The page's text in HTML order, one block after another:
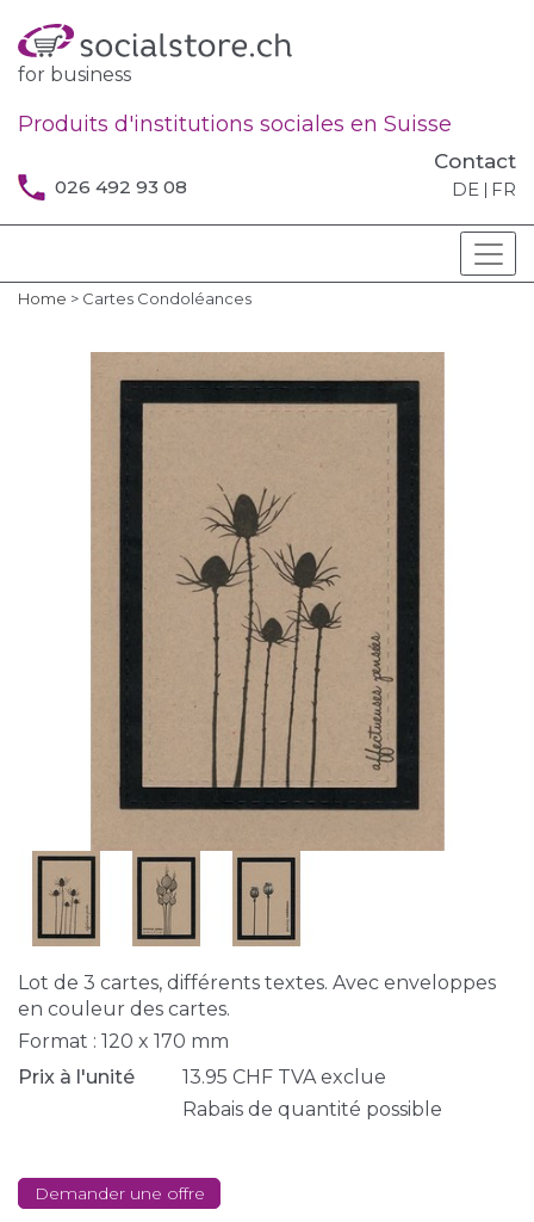
026 492 93 08
Contact
DE FR
for business
Produits d'institutions sociales en Suisse
Home > Cartes Condoléances
Lot de 3 cartes, différents textes. Avec enveloppes
en couleur des cartes.
Format : 120 x 170 mm
Prix à l'unité
13.95 CHF TVA exclue
Rabais de quantité possible
Demander une offre